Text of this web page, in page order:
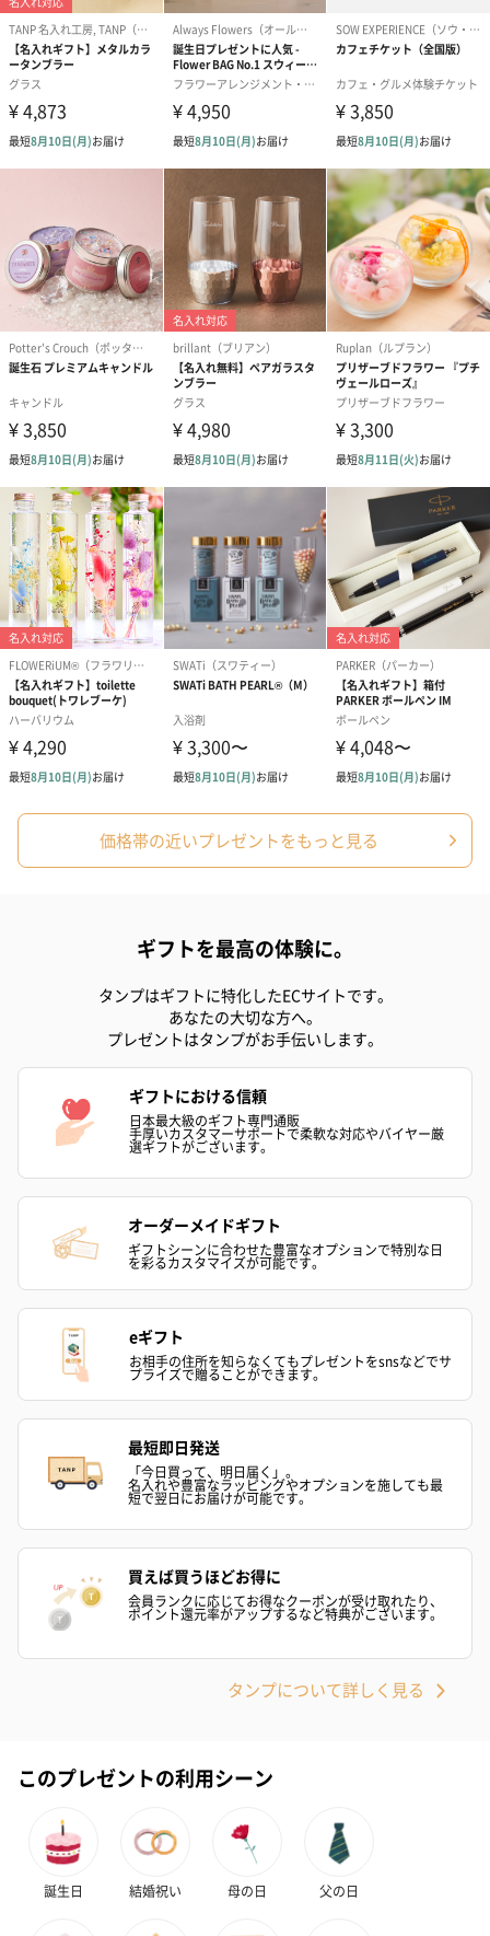
（660円）
スイーツを同梱してお届けいたします。ギフトへの＋αにおすすめ
ゼリーバウム カット
（レモン＆紅茶）（432
麦わらパンダバウム
（バナナ味）（540円）
3層デザート
ェ〜国産フル
り〜 3号（
スキンケアグッズ
スキンケアグッズを同梱してお届けします。
ハンドクリーム3本セッ
ト【ありがとう】
（1,100円）
シャワージェル＆ハン
ドクリーム（ピンクグ
レープフルーツ）
シャワージェ
ドクリーム（
ッシュローズ
リラックスグッズ
リラックスグッズを同梱してお届けします。
（ブルー）（748円）
（イエロー）（748円）
円）
ハンドタオル・ハンカチ
ハンドタオル・ハンカチを同梱してお届けいたします。ギフトへ
の＋αにおすすめです。
花束ハンドタオル（ピ
ンク）（1,760円）
ルー）（1,760円）
ワイト）（
キャンドル・お香
価格帯の近いプレゼントをもっと見る
ギフトを最高の体験に。
タンプはギフトに特化したECサイトです。
あなたの大切な方へ。
プレゼントはタンプがお手伝いします。
ギフトにおける信頼
日本最大級のギフト専門通販
手厚いカスタマーサポートで柔軟な対応やバイヤー厳
選ギフトがございます。
オーダーメイドギフト
ギフトシーンに合わせた豊富なオプションで特別な日
を彩るカスタマイズが可能です。
eギフト
お相手の住所を知らなくてもプレゼントをsnsなどでサ
プライズで贈ることができます。
最短即日発送
「今日買って、明日届く」。
名入れや豊富なラッピングやオプションを施しても最
短で翌日にお届けが可能です。
買えば買うほどお得に
会員ランクに応じてお得なクーポンが受け取れたり、
ポイント還元率がアップするなど特典がございます。
タンプについて詳しく見る
このプレゼントの利用シーン
誕生日 結婚祝い 母の日 父の日